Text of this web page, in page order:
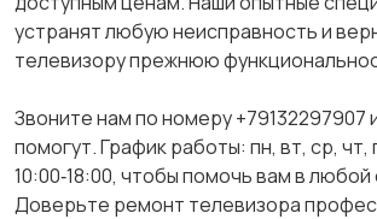
устранят любую неисправность и
телевизору прежнюю
Звоните нам по номеру +79132297907
помогут. График работы: пн, вт, ср, чт,
10:00‑18:00, чтобы помочь вам в любой
Доверьте ремонт телевизора